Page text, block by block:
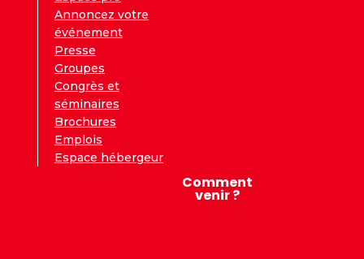
Annoncez votre
événement
Presse
Groupes
Congrès et
séminaires
Brochures
Emplois
Espace hébergeur
Comment
venir ?